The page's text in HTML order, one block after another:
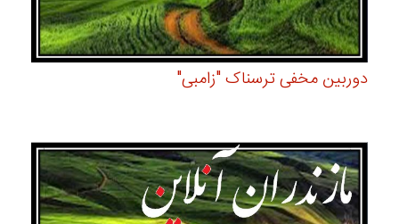
دوربین مخفی ترسناک "زامبی"